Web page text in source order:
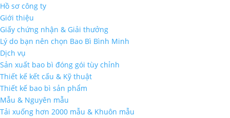
Hồ sơ công ty
Giới thiệu
Giấy chứng nhận & Giải thưởng
Lý do bạn nên chọn Bao Bì Bình Minh
Dịch vụ
Sản xuất bao bì đóng gói tùy chỉnh
Thiết kế kết cấu & Kỹ thuật
Thiết kế bao bì sản phẩm
Mẫu & Nguyên mẫu
Tải xuống hơn 2000 mẫu & Khuôn mẫu